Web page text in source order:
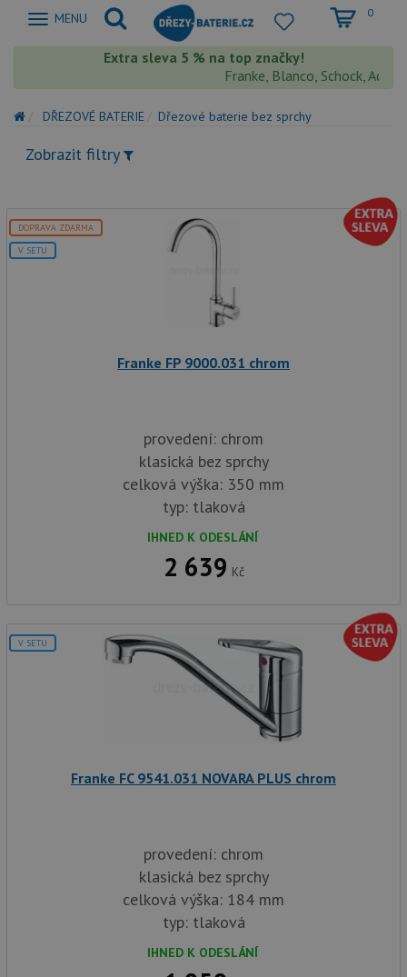
Zobrazit
MENU 0
Extra sleva 5 % na top značky!
Franke, Blanco, Schock,
DŘEZOVÉ BATERIE Dřezové baterie bez sprchy
Zobrazit filtry
DOPRAVA ZDARMA
V SETU
Franke FP 9000.031 chrom
provedení: chrom
klasická bez sprchy
celková výška: 350 mm
typ: tlaková
IHNED K ODESLÁNÍ
2 639 Kč
V SETU
Franke FC 9541.031 NOVARA PLUS chrom
provedení: chrom
klasická bez sprchy
celková výška: 184 mm
typ: tlaková
IHNED K ODESLÁNÍ